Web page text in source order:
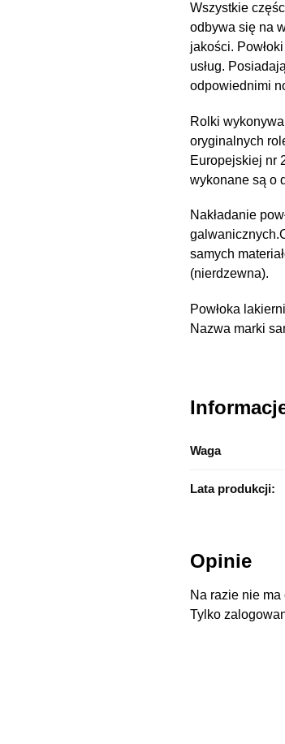
Wszystkie
odbywa się na
jakości.
usług.
odpowiednimi
Rolki
oryginalnych
Europejskiej nr
wykonane są o
Nakładanie
samych
(nierdzewna).
Powłoka
Nazwa marki
Waga
Lata produkcji:
Opinie
Na razie nie
Tylko